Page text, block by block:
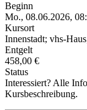
Beginn
Mo., 08.06.2026,
Kursort
Innenstadt; vhs-
Entgelt
458,00 €
Status
Interessiert? Alle
Kursbeschreibung.